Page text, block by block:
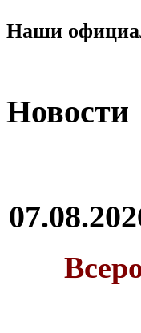
Наши
Новости